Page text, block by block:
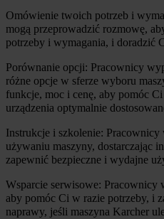
Omówienie twoich potrzeb i
mogą przeprowadzić rozmowę,
potrzeby i wymagania, i doradzić
Porównanie opcji: Pracownicy
różne opcje w sferze wyboru
funkcje, moc i cenę, aby pomóc
urządzenia optymalnie
Instrukcje i szkolenie:
używaniu maszyny, dostarczając
zapewnić bezpieczne i wydajne
Wsparcie serwisowe: Pracownicy
aby pomóc Ci w razie potrzeby, i
naprawy, jeśli maszyna Karcher